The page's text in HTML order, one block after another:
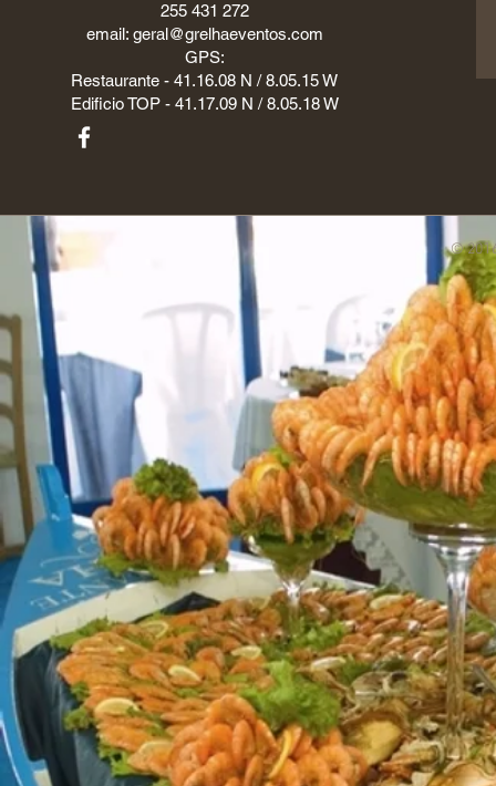
255 431 272
email: geral@grelhaeventos.com
GPS:
Restaurante - 41.16.08 N / 8.05.15 W
Edificio TOP - 41.17.09 N / 8.05.18 W
© 201